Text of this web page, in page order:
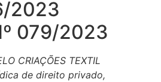
2023
079/2023
CRIAÇÕES TEXTIL
de direito privado,